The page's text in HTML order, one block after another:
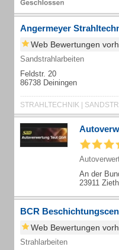
Angermeyer
Web Bewertungen
Sandstrahlarbeiten
Feldstr. 20
86738 Deiningen
An der
23911
BCR
Web Bewertungen
Strahlarbeiten